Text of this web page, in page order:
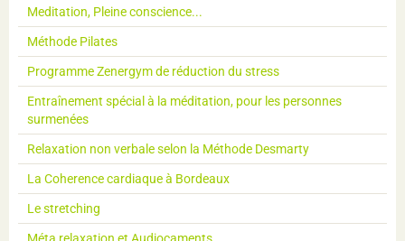
Meditation, Pleine conscience...
Méthode Pilates
Programme Zenergym de réduction du stress
Entraînement spécial à la méditation, pour les personnes
surmenées
Relaxation non verbale selon la Méthode Desmarty
La Coherence cardiaque à Bordeaux
Le stretching